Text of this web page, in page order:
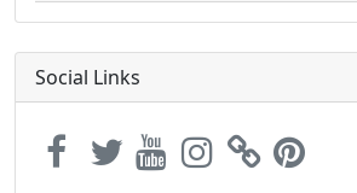
Social Links